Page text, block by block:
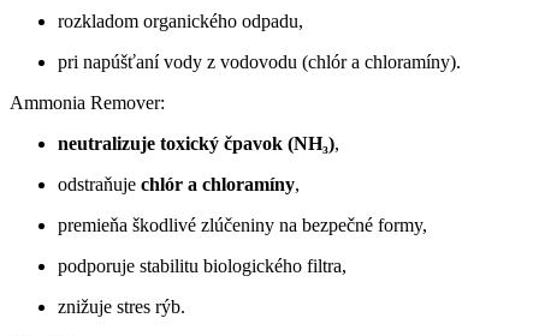
rozkladom organického odpadu,
pri napúšťaní vody z vodovodu (chlór a chloramíny).
Ammonia Remover:
neutralizuje toxický čpavok (NH₃),
odstraňuje chlór a chloramíny,
premieňa škodlivé zlúčeniny na bezpečné formy,
podporuje stabilitu biologického filtra,
znižuje stres rýb.